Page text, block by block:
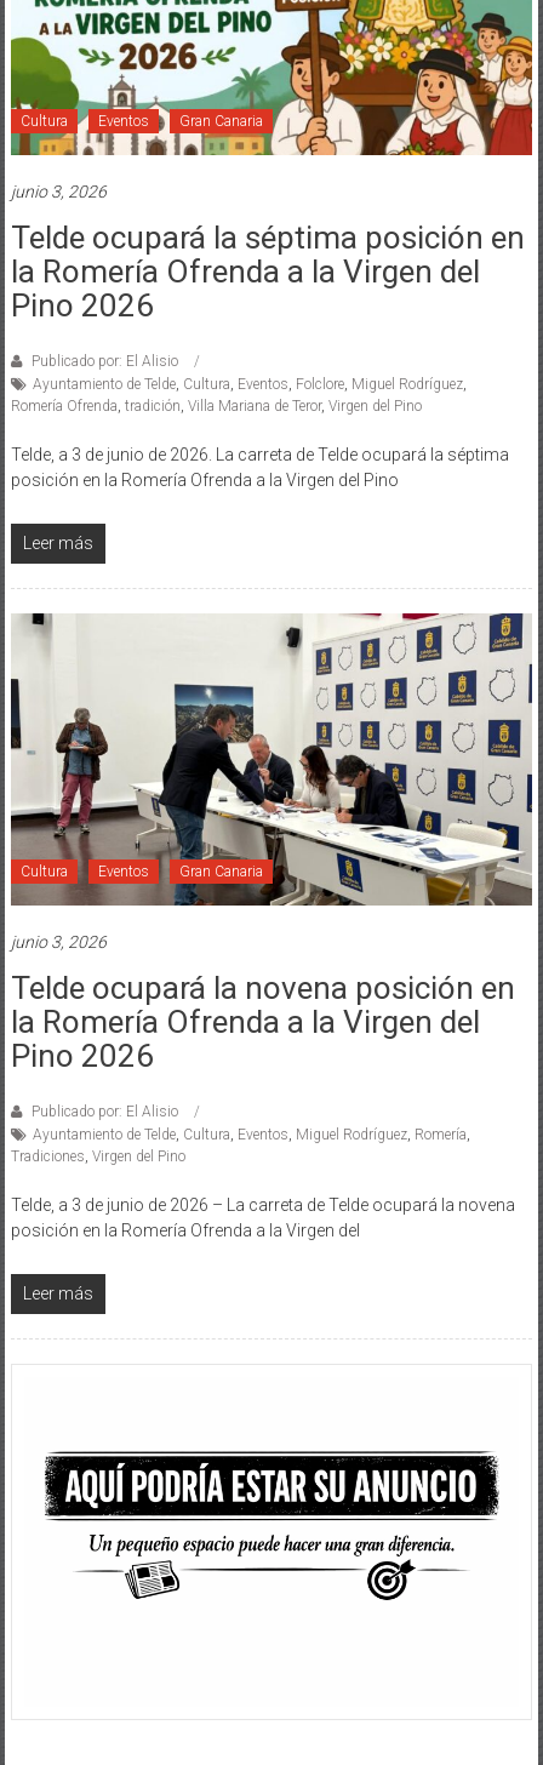
Cultura Eventos Gran Canaria
junio 3, 2026
Telde ocupará la séptima posición en
la Romería Ofrenda a la Virgen del
Pino 2026
Publicado por: El Alisio
Ayuntamiento de Telde, Cultura, Eventos, Folclore, Miguel Rodríguez,
Romería Ofrenda, tradición, Villa Mariana de Teror, Virgen del Pino
Telde, a 3 de junio de 2026. La carreta de Telde ocupará la séptima
posición en la Romería Ofrenda a la Virgen del Pino
Leer más
Cultura Eventos Gran Canaria
junio 3, 2026
Telde ocupará la novena posición en
la Romería Ofrenda a la Virgen del
Pino 2026
Publicado por: El Alisio
Ayuntamiento de Telde, Cultura, Eventos, Miguel Rodríguez, Romería,
Tradiciones, Virgen del Pino
Telde, a 3 de junio de 2026 – La carreta de Telde ocupará la novena
posición en la Romería Ofrenda a la Virgen del
Leer más